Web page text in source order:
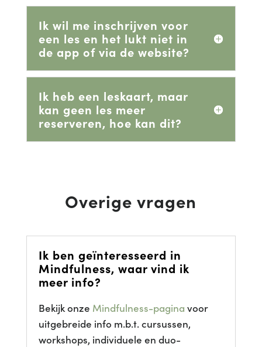
Ik wil me inschrijven voor
een les en het lukt niet in
de app of via de website?
Ik heb een leskaart, maar
kan geen les meer
reserveren, hoe kan dit?
Overige vragen
Ik ben geïnteresseerd in
Mindfulness, waar vind ik
meer info?
Bekijk onze Mindfulness-pagina voor
uitgebreide info m.b.t. cursussen,
workshops, individuele en duo-